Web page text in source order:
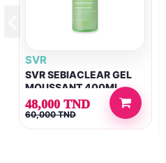
SVR
SVR SEBIACLEAR GEL
MOUSSANT 400ML
48,000 TND
60,000 TND